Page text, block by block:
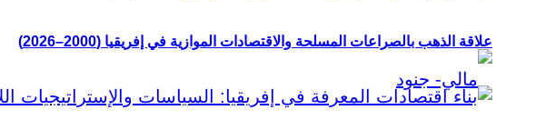
علاقة الذهب بالصراعات المسلحة والاقتصادات الموازية في إفريقيا (2000–2026)